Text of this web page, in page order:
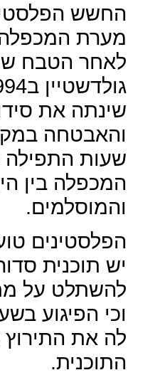
החשש
מערת המכפלה
לאחר הטבח
שינתה את
והאבטחה
שעות
המכפלה בין
והמוסלמים.
הפלסטינים
יש תוכנית
להשתלט על
וכי הפיגוע
לה את התירוץ
התוכנית.